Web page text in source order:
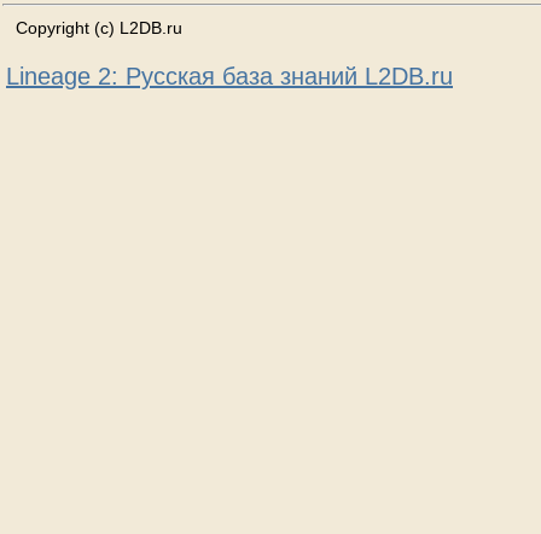
Copyright (c) L2DB.ru
Lineage 2: Русская база знаний L2DB.ru